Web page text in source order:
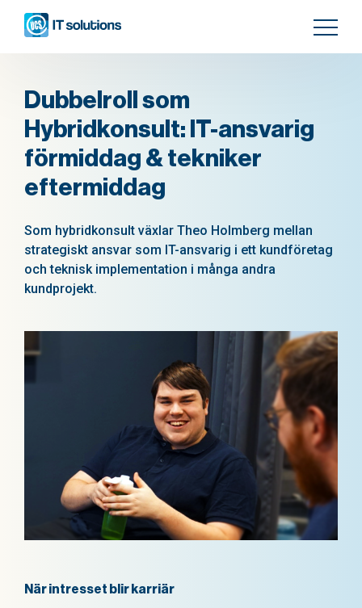
Dubbelroll som
Hybridkonsult: IT-ansvarig
förmiddag & tekniker
eftermiddag
Som hybridkonsult växlar Theo Holmberg mellan
strategiskt ansvar som IT-ansvarig i ett kundföretag
och teknisk implementation i många andra
kundprojekt.
När intresset blir karriär